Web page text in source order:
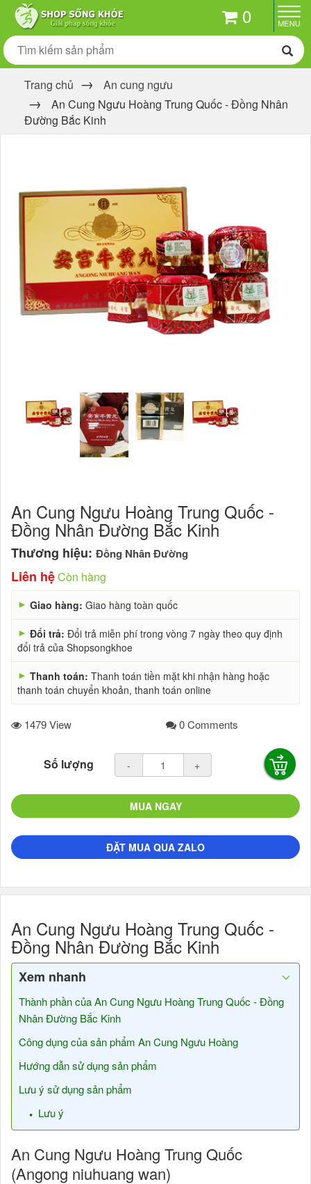
0
Trang chủ
An cung ngưu
An Cung Ngưu Hoàng Trung Quốc - Đồng Nhân
Đường Bắc Kinh
An Cung Ngưu Hoàng Trung Quốc -
Đồng Nhân Đường Bắc Kinh
Thương hiệu: Đồng Nhân Đường
Liên hệCòn hàng
► Giao hàng: Giao hàng toàn quốc
► Đổi trả: Đổi trả miễn phí trong vòng 7 ngày theo quy định
đổi trả của Shopsongkhoe
► Thanh toán: Thanh toán tiền mặt khi nhận hàng hoặc
thanh toán chuyển khoản, thanh toán online
1479 View 0 Comments
Số lượng - +
MUA NGAY
ĐẶT MUA QUA ZALO
An Cung Ngưu Hoàng Trung Quốc -
Đồng Nhân Đường Bắc Kinh
Xem nhanh
Thành phần của An Cung Ngưu Hoàng Trung Quốc - Đồng
Nhân Đường Bắc Kinh
Công dụng của sản phẩm An Cung Ngưu Hoàng
Hướng dẫn sử dụng sản phẩm
Lưu ý sử dụng sản phẩm
Lưu ý
An Cung Ngưu Hoàng Trung Quốc
(Angong niuhuang wan)